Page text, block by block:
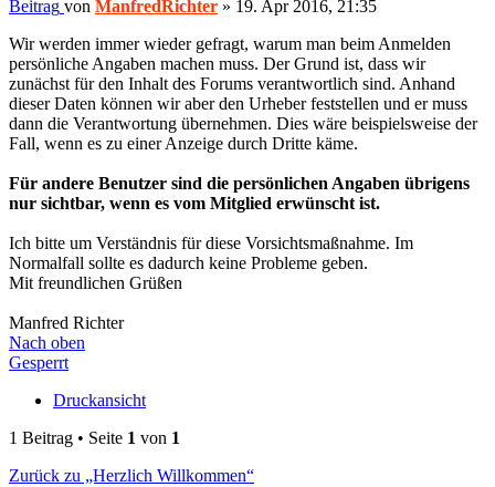
Beitrag von ManfredRichter » 19. Apr 2016, 21:35
Wir werden immer wieder gefragt, warum man beim Anmelden
persönliche Angaben machen muss. Der Grund ist, dass wir
zunächst für den Inhalt des Forums verantwortlich sind. Anhand
dieser Daten können wir aber den Urheber feststellen und er muss
dann die Verantwortung übernehmen. Dies wäre beispielsweise der
Fall, wenn es zu einer Anzeige durch Dritte käme.
Für andere Benutzer sind die persönlichen Angaben übrigens
nur sichtbar, wenn es vom Mitglied erwünscht ist.
Ich bitte um Verständnis für diese Vorsichtsmaßnahme. Im
Normalfall sollte es dadurch keine Probleme geben.
Mit freundlichen Grüßen
Manfred Richter
Nach oben
Gesperrt
Druckansicht
1 Beitrag • Seite 1 von 1
Zurück zu „Herzlich Willkommen“